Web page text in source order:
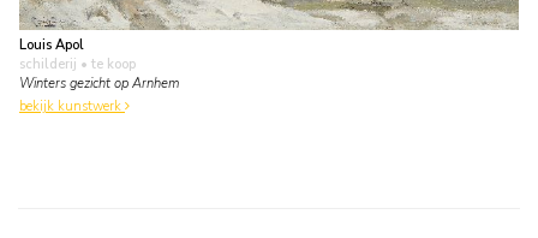
Louis Apol
schilderij • te koop
Winters gezicht op Arnhem
bekijk kunstwerk